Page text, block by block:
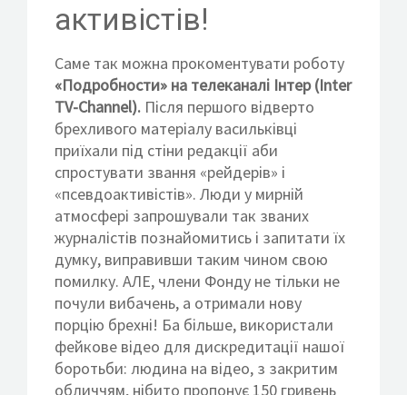
активістів!
Саме так можна прокоментувати роботу
«Подробности» на телеканалі Інтер (Inter
TV-Channel). Після першого відверто
брехливого матеріалу васильківці
приїхали під стіни редакції аби
спростувати звання «рейдерів» і
«псевдоактивістів». Люди у мирній
атмосфері запрошували так званих
журналістів познайомитись і запитати їх
думку, виправивши таким чином свою
помилку. АЛЕ, члени Фонду не тільки не
почули вибачень, а отримали нову
порцію брехні! Ба більше, використали
фейкове відео для дискредитації нашої
боротьби: людина на відео, з закритим
обличчям, нібито пропонує 150 гривень